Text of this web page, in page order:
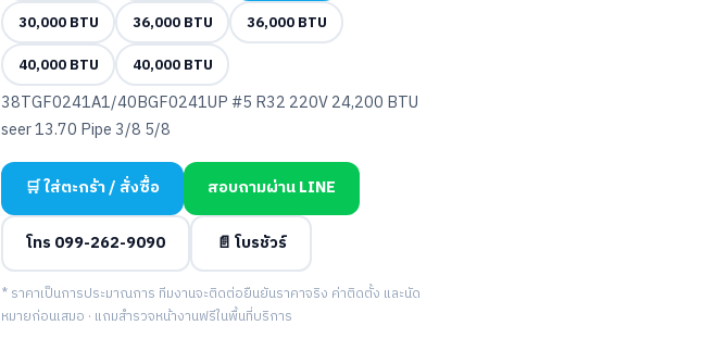
30,000 BTU
36,000 BTU
36,000 BTU
40,000 BTU
40,000 BTU
38TGF0241A1/40BGF0241UP #5 R32 220V 24,200 BTU
seer 13.70 Pipe 3/8 5/8
🛒 ใส่ตะกร้า / สั่งซื้อ สอบถามผ่าน LINE
โทร 099-262-9090 📄 โบรชัวร์
* ราคาเป็นการประมาณการ ทีมงานจะติดต่อยืนยันราคาจริง ค่าติดตั้ง และนัด
หมายก่อนเสมอ · แถมสำรวจหน้างานฟรีในพื้นที่บริการ